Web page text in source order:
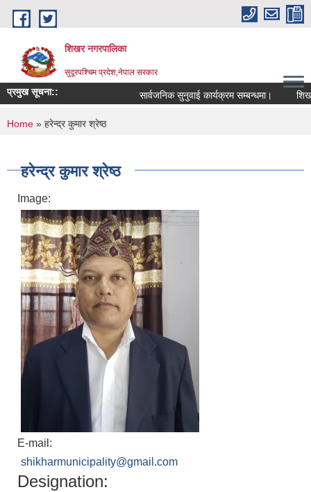
Skip to main content
शिखर नगरपालिका
सुदूरपश्चिम प्रदेश,नेपाल सरकार
प्रमुख सूचना:: सार्वजनिक सुनुवाई कार्यक्रम सम्बन्धमा। शिखर
You are here
Home » हरेन्द्र कुमार श्रेष्ठ
हरेन्द्र कुमार श्रेष्ठ
Image:
E-mail:
shikharmunicipality@gmail.com
Designation: